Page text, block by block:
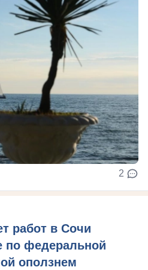
2
работ в Сочи
по федеральной
оползнем